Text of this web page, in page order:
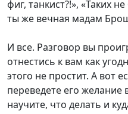
фиг, танкист?!», «Таких
ты же вечная мадам
И все. Разговор вы
отнестись к вам как
этого не простит. А вот
переведете его желание
научите, что делать и